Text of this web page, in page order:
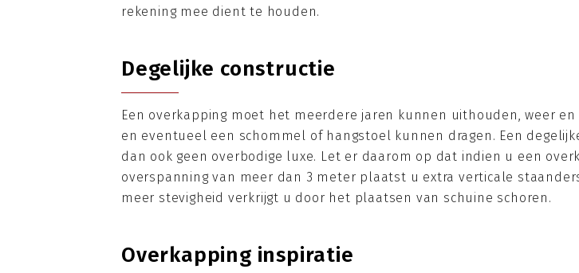
rekening mee dient te houden.
Degelijke constructie
Een overkapping moet het meerdere jaren kunnen uithouden, weer
en eventueel een schommel of hangstoel kunnen dragen. Een
dan ook geen overbodige luxe. Let er daarom op dat indien u een
overspanning van meer dan 3 meter plaatst u extra verticale
meer stevigheid verkrijgt u door het plaatsen van schuine schoren.
Overkapping inspiratie